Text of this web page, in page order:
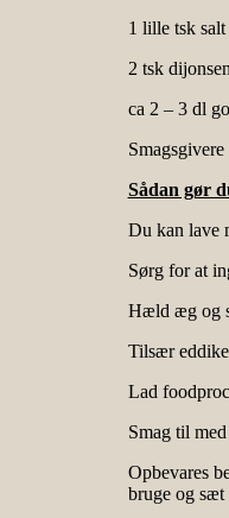
1 lille tsk salt
2 tsk
ca 2 – 3 dl
Smagsgivere
Sådan gør
Du kan lave
Sørg for at
Hæld æg og
Tilsær
Lad
Smag til
Opbevares
bruge og sæt